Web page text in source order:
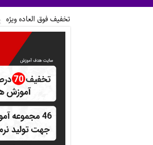
تخفیف فوق العاده ویژه